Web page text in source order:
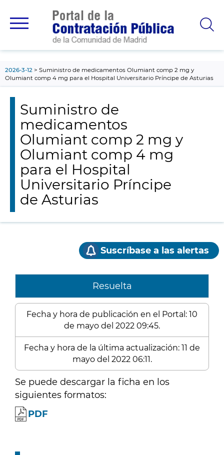
principal
2026-3-12
Suministro de medicamentos Olumiant comp 2 mg y
Olumiant comp 4 mg para el Hospital Universitario Príncipe de Asturias
Suministro de
medicamentos
Olumiant comp 2 mg y
Olumiant comp 4 mg
para el Hospital
Universitario Príncipe
de Asturias
Suscríbase a las alertas
Resuelta
Fecha y hora de publicación en el Portal: 10
de mayo del 2022 09:45.
Fecha y hora de la última actualización: 11 de
mayo del 2022 06:11.
Se puede descargar la ficha en los
siguientes formatos:
PDF